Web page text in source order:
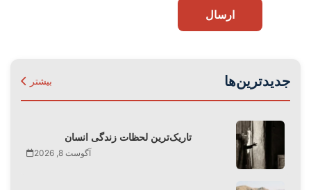
ارسال
جدیدترین‌ها بیشتر
تاریک‌ترین لحظات زندگی انسان
آگوست 8, 2026